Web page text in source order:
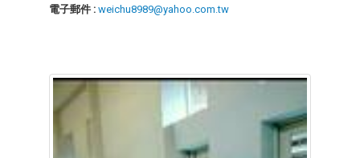
電子郵件 : weichu8989@yahoo.com.tw